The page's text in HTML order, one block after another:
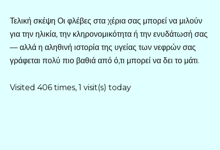
Τελική σκέψη Οι φλέβες στα χέρια σας μπορεί να μιλούν
για την ηλικία, την κληρονομικότητα ή την ενυδάτωσή σας
— αλλά η αληθινή ιστορία της υγείας των νεφρών σας
γράφεται πολύ πιο βαθιά από ό,τι μπορεί να δει το μάτι.
Visited 406 times, 1 visit(s) today